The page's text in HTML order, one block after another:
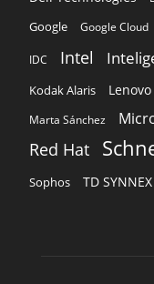
Google Google Cloud
IDC Intel
Kodak Alaris Lenovo
Marta Sánchez
Red Hat
Sophos TD SYNNEX